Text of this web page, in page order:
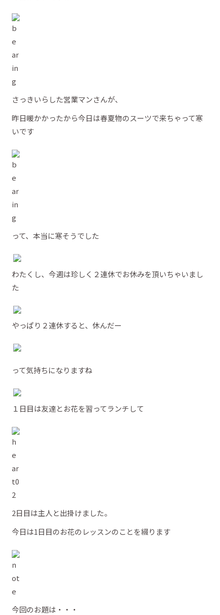
さっきいらした営業マンさんが、
昨日暖かかったから今日は春夏物のスーツで来ちゃって寒
いです
って、本当に寒そうでした
わたくし、今週は珍しく２連休でお休みを頂いちゃいまし
た
やっぱり２連休すると、休んだー
って気持ちになりますね
１日目は友達とお花を習ってランチして
2日目は主人と出掛けました。
今日は1日目のお花のレッスンのことを綴ります
今回のお題は・・・